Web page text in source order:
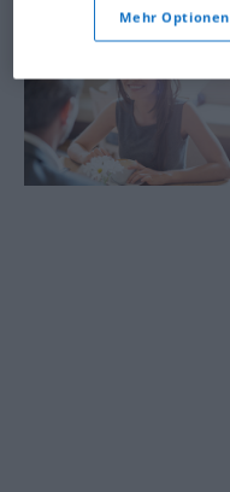
Mehr Optionen